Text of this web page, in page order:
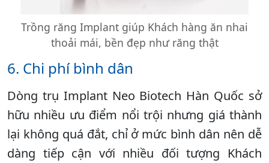
Trồng răng Implant giúp Khách hàng ăn nhai
thoải mái, bền đẹp như răng thật
6. Chi phí bình dân
Dòng trụ Implant Neo Biotech Hàn Quốc sở
hữu nhiều ưu điểm nổi trội nhưng giá thành
lại không quá đắt, chỉ ở mức bình dân nên dễ
dàng tiếp cận với nhiều đối tượng Khách